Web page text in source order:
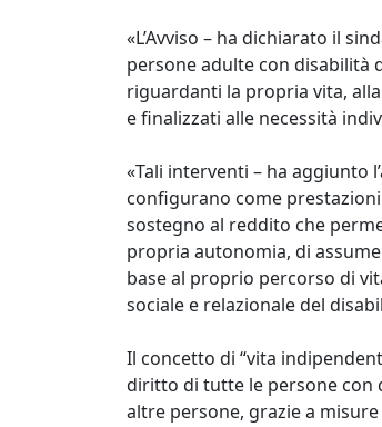
«L’Avviso – ha dichiarato il
persone adulte con disabilità
riguardanti la propria vita,
e finalizzati alle necessità
«Tali interventi – ha aggiunto
configurano come
sostegno al reddito che
propria autonomia, di
base al proprio percorso di
sociale e relazionale del
Il concetto di “vita
diritto di tutte le persone con
altre persone, grazie a